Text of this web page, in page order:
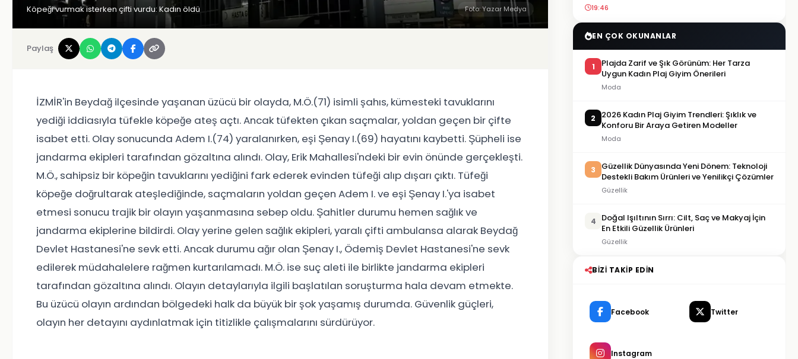
Köpeği vurmak isterken çifti vurdu: Kadın öldü Foto: Yazar Medya
Paylaş
İZMİR'in Beydağ ilçesinde yaşanan üzücü bir olayda, M.Ö.(71) isimli şahıs, kümesteki tavuklarını
yediği iddiasıyla tüfekle köpeğe ateş açtı. Ancak tüfekten çıkan saçmalar, yoldan geçen bir çifte
isabet etti. Olay sonucunda Adem I.(74) yaralanırken, eşi Şenay I.(69) hayatını kaybetti. Şüpheli ise
jandarma ekipleri tarafından gözaltına alındı. Olay, Erik Mahallesi'ndeki bir evin önünde gerçekleşti.
M.Ö., sahipsiz bir köpeğin tavuklarını yediğini fark ederek evinden tüfeği alıp dışarı çıktı. Tüfeği
köpeğe doğrultarak ateşlediğinde, saçmaların yoldan geçen Adem I. ve eşi Şenay I.'ya isabet
etmesi sonucu trajik bir olayın yaşanmasına sebep oldu. Şahitler durumu hemen sağlık ve
jandarma ekiplerine bildirdi. Olay yerine gelen sağlık ekipleri, yaralı çifti ambulansa alarak Beydağ
Devlet Hastanesi'ne sevk etti. Ancak durumu ağır olan Şenay I., Ödemiş Devlet Hastanesi'ne sevk
edilerek müdahalelere rağmen kurtarılamadı. M.Ö. ise suç aleti ile birlikte jandarma ekipleri
tarafından gözaltına alındı. Olayın detaylarıyla ilgili başlatılan soruşturma hala devam etmekte.
Bu üzücü olayın ardından bölgedeki halk da büyük bir şok yaşamış durumda. Güvenlik güçleri,
olayın her detayını aydınlatmak için titizlikle çalışmalarını sürdürüyor.
19:46
EN ÇOK OKUNANLAR
1
Plajda Zarif ve Şık Görünüm: Her Tarza
Uygun Kadın Plaj Giyim Önerileri
Moda
2
2026 Kadın Plaj Giyim Trendleri: Şıklık ve
Konforu Bir Araya Getiren Modeller
Moda
3
Güzellik Dünyasında Yeni Dönem: Teknoloji
Destekli Bakım Ürünleri ve Yenilikçi Çözümler
Güzellik
4
Doğal Işıltının Sırrı: Cilt, Saç ve Makyaj İçin
En Etkili Güzellik Ürünleri
Güzellik
BIZI TAKIP EDIN
Facebook Twitter
Instagram